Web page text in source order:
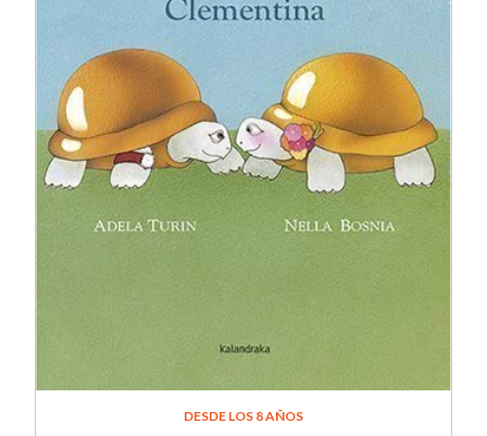
DESDE LOS 8 AÑOS